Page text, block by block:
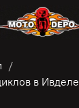
в Ивделе